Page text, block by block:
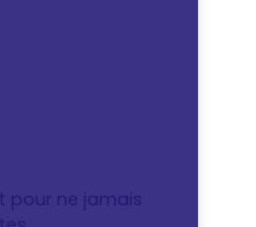
pour ne jamais